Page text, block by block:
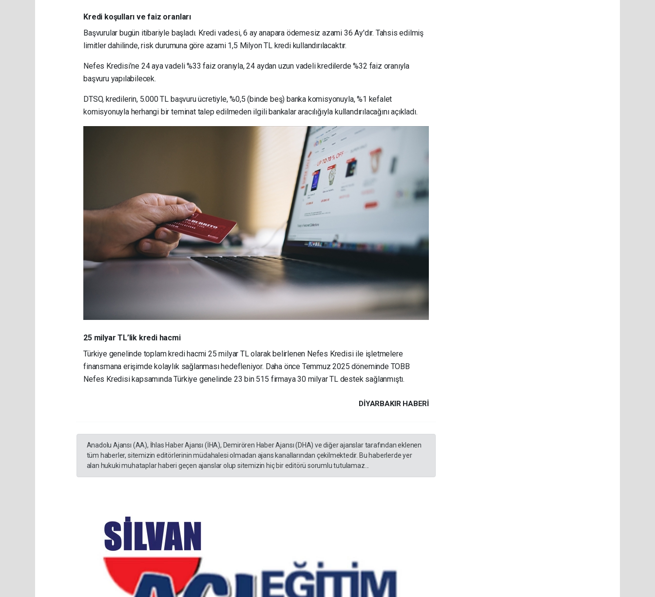
Kredi koşulları ve faiz oranları
Başvurular bugün itibariyle başladı. Kredi vadesi, 6 ay anapara ödemesiz azami 36 Ay'dır. Tahsis edilmiş
limitler dahilinde, risk durumuna göre azami 1,5 Milyon TL kredi kullandırılacaktır.
Nefes Kredisi’ne 24 aya vadeli %33 faiz oranıyla, 24 aydan uzun vadeli kredilerde %32 faiz oranıyla
başvuru yapılabilecek.
DTSO, kredilerin, 5.000 TL başvuru ücretiyle, %0,5 (binde beş) banka komisyonuyla, %1 kefalet
komisyonuyla herhangi bir teminat talep edilmeden ilgili bankalar aracılığıyla kullandırılacağını açıkladı.
25 milyar TL’lik kredi hacmi
Türkiye genelinde toplam kredi hacmi 25 milyar TL olarak belirlenen Nefes Kredisi ile işletmelere
finansmana erişimde kolaylık sağlanması hedefleniyor. Daha önce Temmuz 2025 döneminde TOBB
Nefes Kredisi kapsamında Türkiye genelinde 23 bin 515 firmaya 30 milyar TL destek sağlanmıştı.
DIYARBAKIR HABERİ
Anadolu Ajansı (AA), İhlas Haber Ajansı (İHA), Demirören Haber Ajansı (DHA) ve diğer ajanslar tarafından eklenen
tüm haberler, sitemizin editörlerinin müdahalesi olmadan ajans kanallarından çekilmektedir. Bu haberlerde yer
alan hukuki muhataplar haberi geçen ajanslar olup sitemizin hiç bir editörü sorumlu tutulamaz...